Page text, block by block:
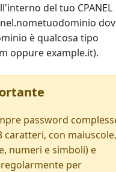
del tuo CPANEL
è qualcosa tipo
oppure example.it).
password
caratteri, con maiuscole,
numeri e simboli) e
per